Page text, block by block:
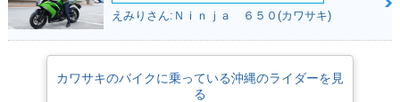
えみりさん:Ｎｉｎｊａ ６５０(カワサキ)
カワサキのバイクに乗っている沖縄のライダーを見
る